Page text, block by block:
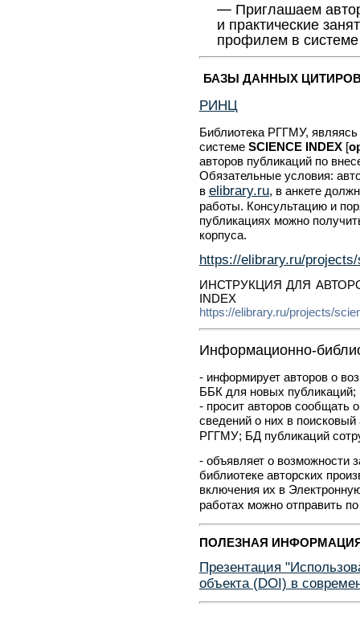
— Приглашаем
и практические
профилем в
БАЗЫ ДАННЫХ
РИНЦ
Библиотека РГГМУ, являясь
системе SCIENCE INDEX[
авторов публикаций по
Обязательные условия:
в elibrary.ru, в анкете
работы. Консультацию и
публикациях можно
корпуса.
https://elibrary.ru/
ИНСТРУКЦИЯ ДЛЯ
INDEX
https://elibrary.ru/projects/
Информационно-
- информирует авторов о
ББК для новых публикаций;
- просит авторов сообщать
сведений о них в поисковый
РГГМУ; БД публикаций
- объявляет о возможности
библиотеке авторских
включения их в
работах можно отправить
ПОЛЕЗНАЯ
Презентация
объекта (DOI) в